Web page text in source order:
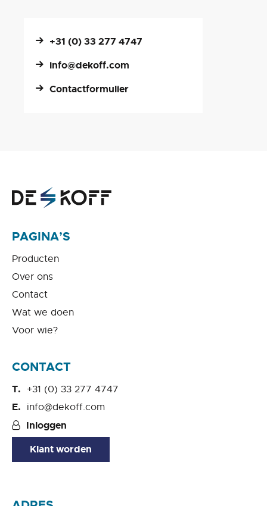
+31 (0) 33 277 4747
info@dekoff.com
Contactformulier
PAGINA’S
Producten
Over ons
Contact
Wat we doen
Voor wie?
CONTACT
+31 (0) 33 277 4747
info@dekoff.com
Inloggen
Klant worden